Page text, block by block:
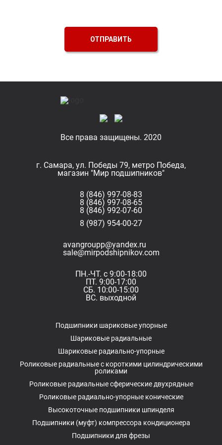
ОТПРАВИТЬ
Все права защищены. 2020
г. Самара, ул. Победы 79, метро Победа,
магазин "Мир подшипников"
8 (846) 997-08-83
8 (846) 997-08-65
8 (846) 992-07-60
8 (987) 954-00-27
avangroupp@yandex.ru
sale@mirpodshipnikov.com
ПН.-ЧТ. с 9:00-18:00
ПТ. 9:00-17:00
СБ. 10:00-15:00
ВС. выходной
Подшипники шариковые упорные
Шариковые радиальные
Шариковые радиально-упорные
Роликовые радиальные с короткими цилиндрическими
роликами
Роликовые радиальные сферические двухрядные
Роликовые радиально-упорные конические
Высокоточные подшипники шпинделя
Подшипники (муфт) компрессора кондиционера
Подшипники для фрезы